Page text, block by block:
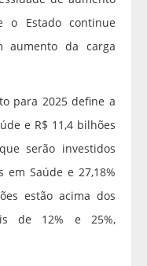
o Estado continue
aumento da carga
para 2025 define a
e R$ 11,4 bilhões
serão investidos
em Saúde e 27,18%
estão acima dos
de 12% e 25%,